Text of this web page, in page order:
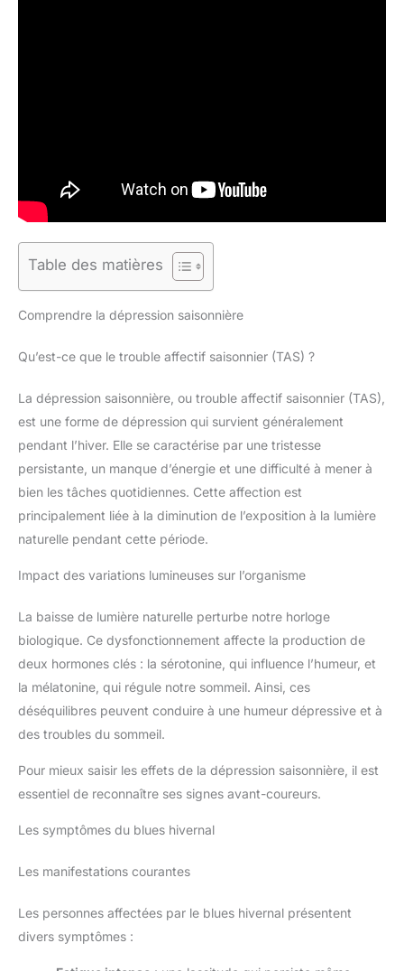
Table des matières
Comprendre la dépression saisonnière
Qu’est-ce que le trouble affectif saisonnier (TAS) ?
La dépression saisonnière, ou trouble affectif saisonnier (TAS),
est une forme de dépression qui survient généralement
pendant l’hiver. Elle se caractérise par une tristesse
persistante, un manque d’énergie et une difficulté à mener à
bien les tâches quotidiennes. Cette affection est
principalement liée à la diminution de l’exposition à la lumière
naturelle pendant cette période.
Impact des variations lumineuses sur l’organisme
La baisse de lumière naturelle perturbe notre horloge
biologique. Ce dysfonctionnement affecte la production de
deux hormones clés : la sérotonine, qui influence l’humeur, et
la mélatonine, qui régule notre sommeil. Ainsi, ces
déséquilibres peuvent conduire à une humeur dépressive et à
des troubles du sommeil.
Pour mieux saisir les effets de la dépression saisonnière, il est
essentiel de reconnaître ses signes avant-coureurs.
Les symptômes du blues hivernal
Les manifestations courantes
Les personnes affectées par le blues hivernal présentent
divers symptômes :